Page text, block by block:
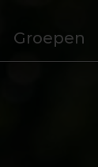
Groepen